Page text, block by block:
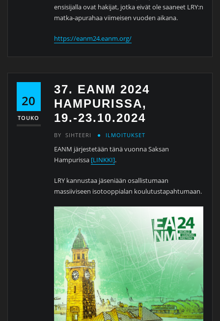
ensisijalla ovat hakijat, jotka eivät ole saaneet LRY:n
matka-apurahaa viimeisen vuoden aikana.
https://eanm24.eanm.org/
20
TOUKO
37. EANM 2024
HAMPURISSA,
19.-23.10.2024
BY SIHTEERI ILMOITUKSET
EANM järjestetään tänä vuonna Saksan
Hampurissa [LINKKI].
LRY kannustaa jäseniään osallistumaan
massiiviseen isotooppialan koulutustapahtumaan.